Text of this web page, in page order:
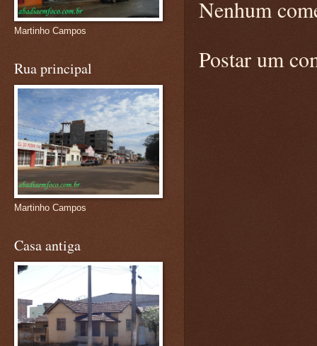
Nenhum
Postar um
Martinho Campos
Rua principal
Martinho Campos
Casa antiga